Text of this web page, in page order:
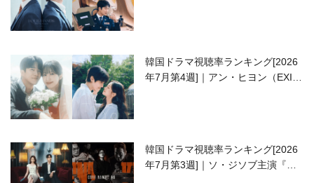
韓国ドラマ視聴率ランキング[2026
年7月第4週]｜アン・ヒヨン（EXID
韓国ドラマ視聴率ランキング[2026
年7月第3週]｜ソ・ジソブ主演『エ